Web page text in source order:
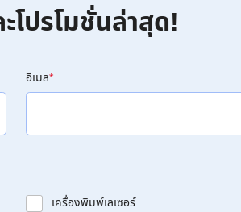
โปรโมชั่นล่าสุด!
อีเมล*
เครื่องพิมพ์เลเซอร์